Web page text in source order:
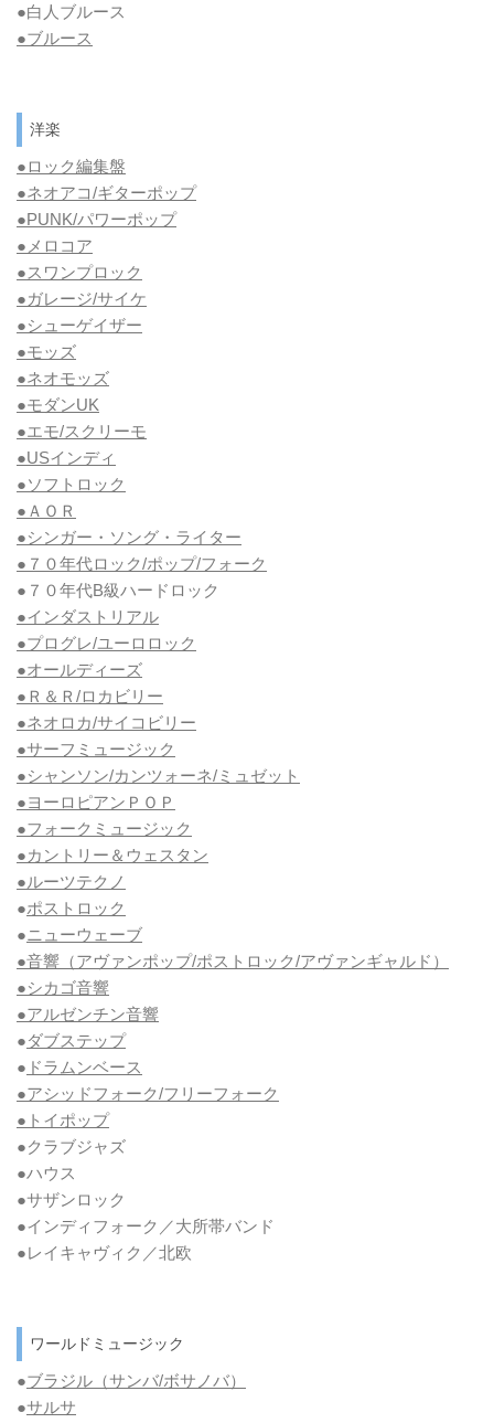
●白人ブルース
●ブルース
洋楽
●ロック編集盤
●ネオアコ/ギターポップ
●PUNK/パワーポップ
●メロコア
●スワンプロック
●ガレージ/サイケ
●シューゲイザー
●モッズ
●ネオモッズ
●モダンUK
●エモ/スクリーモ
●USインディ
●ソフトロック
●ＡＯＲ
●シンガー・ソング・ライター
●７０年代ロック/ポップ/フォーク
●７０年代B級ハードロック
●インダストリアル
●プログレ/ユーロロック
●オールディーズ
●Ｒ＆Ｒ/ロカビリー
●ネオロカ/サイコビリー
●サーフミュージック
●シャンソン/カンツォーネ/ミュゼット
●ヨーロピアンＰＯＰ
●フォークミュージック
●カントリー＆ウェスタン
●ルーツテクノ
●ポストロック
●ニューウェーブ
●音響（アヴァンポップ/ポストロック/アヴァンギャルド）
●シカゴ音響
●アルゼンチン音響
●ダブステップ
● ドラムンベース
●アシッドフォーク/フリーフォーク
●トイポップ
●クラブジャズ
●ハウス
●サザンロック
●インディフォーク／大所帯バンド
●レイキャヴィク／北欧
ワールドミュージック
●ブラジル（サンバ/ボサノバ）
●サルサ